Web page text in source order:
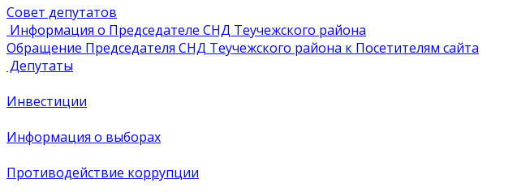
Совет депутатов
Информация о Председателе СНД Теучежского района
Обращение Председателя СНД Теучежского района к Посетителям сайта
Депутаты
Инвестиции
Информация о выборах
Противодействие коррупции